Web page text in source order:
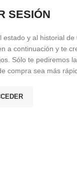
SESIÓN
y al historial de
a continuación y te
Sólo te pediremos
compra sea más